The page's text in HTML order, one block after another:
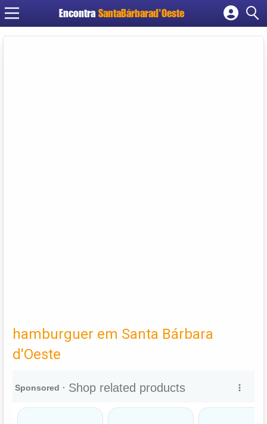
Encontra SantaBárbarad'Oeste
Cadastrar empresa
hamburguer em Santa Bárbara
d'Oeste